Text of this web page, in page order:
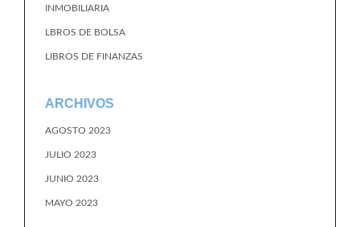
INMOBILIARIA
LBROS DE BOLSA
LIBROS DE FINANZAS
ARCHIVOS
AGOSTO 2023
JULIO 2023
JUNIO 2023
MAYO 2023